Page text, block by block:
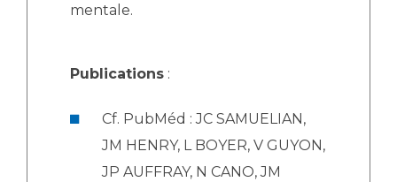
mentale.
Publications :
Cf. PubMéd : JC SAMUELIAN,
JM HENRY, L BOYER, V GUYON,
JP AUFFRAY, N CANO, JM